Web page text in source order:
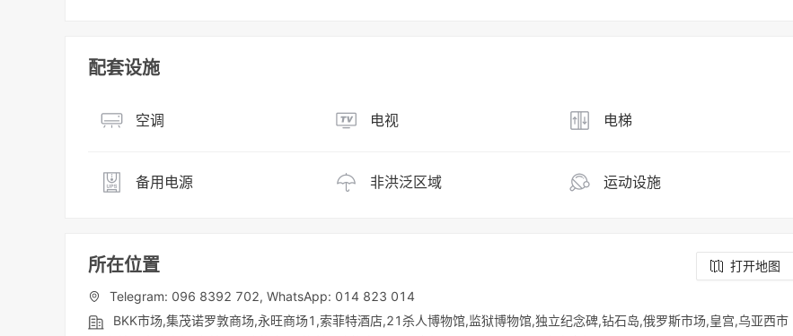
配套设施
空调 电视 电梯
备用电源 非洪泛区域 运动设施
所在位置
打开地图
Telegram: 096 8392 702, WhatsApp: 014 823 014
BKK市场,集茂诺罗敦商场,永旺商场1,索菲特酒店,21杀人博物馆,监狱博物馆,独立纪念碑,钻石岛,俄罗斯市场,皇宫,乌亚西市